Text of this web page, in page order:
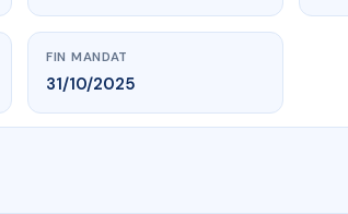
FIN MANDAT
31/10/2025